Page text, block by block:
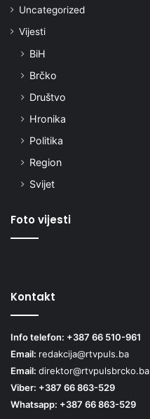
Uncategorized
Vijesti
BiH
Brčko
Društvo
Hronika
Politika
Region
Svijet
Foto vijesti
Kontakt
Info telefon: +387 66 510-961
Email: redakcija@rtvpuls.ba
Email: direktor@rtvpulsbrcko.ba
Viber: +387 66 863-529
Whatsapp: +387 66 863-529